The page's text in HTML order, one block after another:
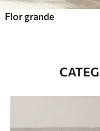
Flor grande